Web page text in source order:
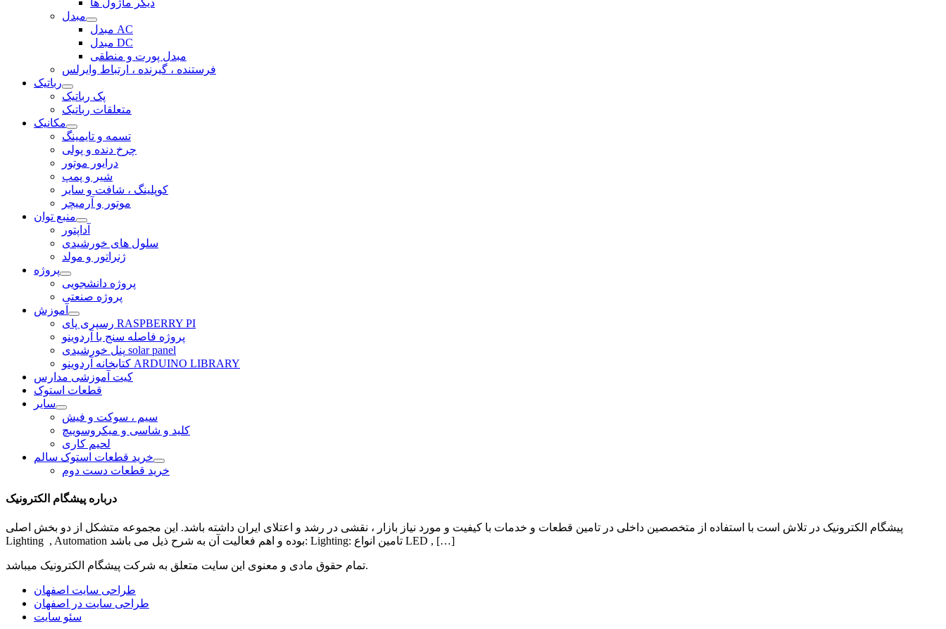
دیگر ماژول ها
مبدل
مبدل AC
مبدل DC
مبدل پورت و منطقی
فرستنده ، گیرنده ، ارتباط وایرلس
رباتیک
پک رباتیک
متعلقات رباتیک
مکانیک
تسمه و تایمینگ
چرخ دنده و پولی
درایور موتور
شیر و پمپ
کوپلینگ ، شافت و سایر
موتور و آرمیچر
منبع توان
آداپتور
سلول های خورشیدی
ژنراتور و مولد
پروژه
پروژه دانشجویی
پروژه صنعتی
آموزش
رسپری پای RASPBERRY PI
پروژه فاصله سنج با آردوینو
پنل خورشیدی solar panel
کتابخانه آردوینو ARDUINO LIBRARY
کیت آموزشی مدارس
قطعات استوک
سایر
سیم ، سوکت و فیش
کلید و شاسی و میکروسوییچ
لحیم کاری
خرید قطعات استوک سالم
خرید قطعات دست دوم
درباره پیشگام الکترونیک
پیشگام الکترونیک در تلاش است با استفاده از متخصصین داخلی در تامین قطعات و خدمات با کیفیت و مورد نیاز بازار ، نقشی در رشد و اعتلای ایران داشته باشد. این مجموعه متشکل از دو بخش اصلی
Lighting , Automation بوده و اهم فعالیت آن به شرح ذیل می باشد: Lighting: تامین انواع LED , […]
تمام حقوق مادی و معنوی این سایت متعلق به شرکت پیشگام الکترونیک میباشد.
طراحی سایت اصفهان
طراحی سایت در اصفهان
سئو سایت